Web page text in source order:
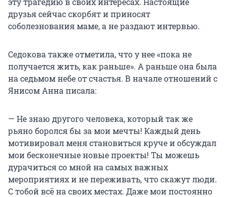
друзья сейчас скорбят и приносят
соболезнования маме, а не раздают интервью.
Седокова также отметила, что у нее «пока не
получается жить, как раньше». А раньше она была
на седьмом небе от счастья. В начале отношений с
Янисом Анна писала:
— Не знаю другого человека, который так же
рьяно боролся бы за мои мечты! Каждый день
мотивировал меня становиться круче и обсуждал
мои бесконечные новые проекты! Ты можешь
дурачиться со мной на самых важных
мероприятиях и не переживать, что скажут люди.
С тобой всё на своих местах. Даже мои постоянно